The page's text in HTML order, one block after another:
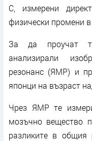
C, измерени
физически промени
За да проучат
анализирали
резонанс (ЯМР) и
японци на възраст
Чрез ЯМР те
мозъчно вещество
разликите в